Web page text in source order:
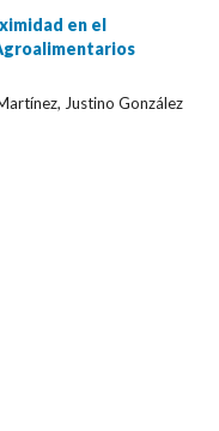
en el
Justino González